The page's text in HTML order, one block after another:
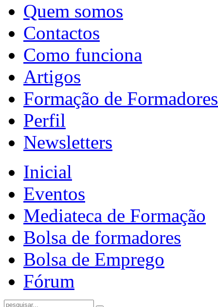
Quem somos
Contactos
Como funciona
Artigos
Formação de Formadores
Perfil
Newsletters
Inicial
Eventos
Mediateca de Formação
Bolsa de formadores
Bolsa de Emprego
Fórum